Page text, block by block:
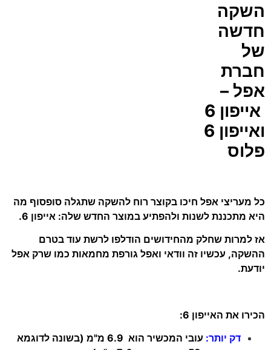
השקה
חדשה
של
חברת
אפל –
אייפון 6
ואייפון 6
פלוס
כל מעריצי אפל חיכו בקוצר רוח להשקה שתגלה סופסוף מה
היא מתכננת לשנות ולהפתיע במוצר החדש שלה: אייפון 6.
אז למרות שחלק מהחידושים הודלפו לרשת עוד בטרם
ההשקה, עכשיו זה וודאי ואפל גורפת מחמאות כמו שרק אפל
יודעת.
הכירו את האייפון 6:
דק יותר:
עובי המכשיר הוא 6.9 מ"מ (בשונה לדוגמא